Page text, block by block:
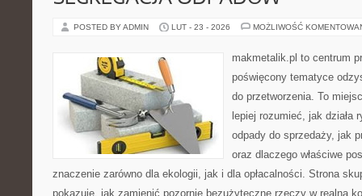
POSTED BY ADMIN LUT - 23 - 2026 MOŻLIWOŚĆ
makmetalik.pl to centrum
poświęcony tematyce
do przetworzenia. To
lepiej rozumieć, jak działa
odpady do sprzedaży, jak
oraz dlaczego właściwe
znaczenie zarówno dla ekologii, jak i dla opłacalności. Strona
pokazuje, jak zamienić pozornie bezużyteczne rzeczy w realną